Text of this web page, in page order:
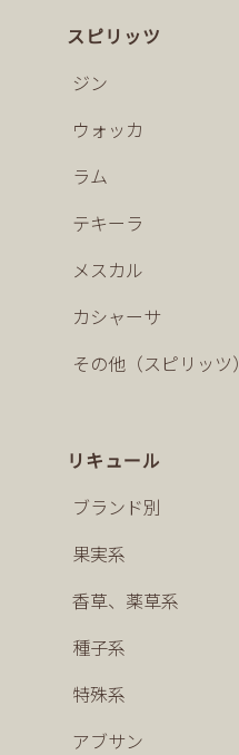
スピリッツ
ジン
ウォッカ
ラム
テキーラ
メスカル
カシャーサ
その他（スピリッツ）
リキュール
ブランド別
果実系
香草、薬草系
種子系
特殊系
アブサン